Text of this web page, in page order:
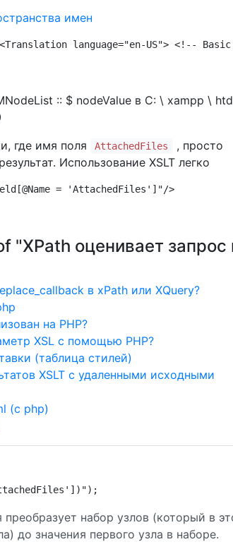
имен
language="en-US"> <!--
:: $ nodeValue в C: \ xampp \
где имя поля
AttachedFiles
, просто
Использование XSLT легко
= 'AttachedFiles']"/>
"XPath оценивает запрос
в xPath или XQuery?
на PHP?
XSL с помощью PHP?
(таблица стилей)
XSLT с удаленными исходными
(с php)
преобразует набор узлов (который в
до значения первого узла в наборе.